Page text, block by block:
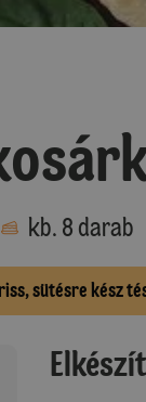
kb. 8 darab
sütésre kész